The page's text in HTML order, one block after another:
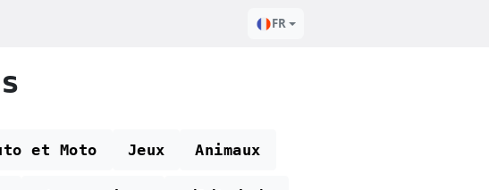
FR
et Moto Jeux Animaux